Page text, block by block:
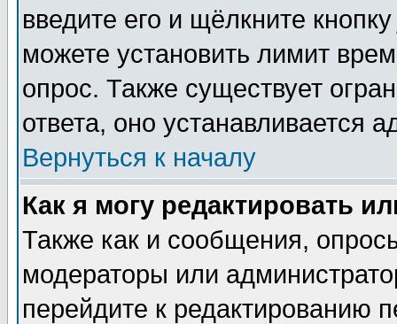
введите его и щёлкните
можете установить лимит
опрос. Также существует
ответа, оно устанавливается
Вернуться к началу
Как я могу редактировать
Также как и сообщения,
модераторы или
перейдите к редактированию